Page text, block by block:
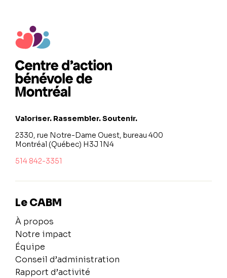
Valoriser. Rassembler. Soutenir.
2330, rue Notre-Dame Ouest, bureau 400
Montréal (Québec) H3J 1N4
514 842-3351
Le CABM
À propos
Notre impact
Équipe
Conseil d’administration
Rapport d’activité